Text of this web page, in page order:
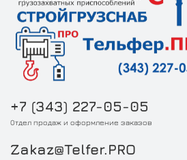
+7 (343) 227-05-05
Отдел продаж и оформление заказов
Zakaz@Telfer.PRO